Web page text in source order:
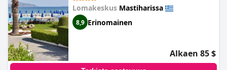
Lomakeskus Mastiharissa
8,9 Erinomainen
Alkaen 85 $